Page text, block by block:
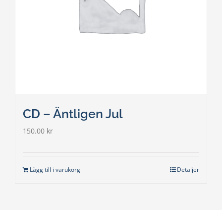
CD – Äntligen Jul
150.00 kr
Lägg till i varukorg Detaljer